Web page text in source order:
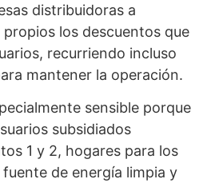
distribuidoras a
los descuentos que
recurriendo incluso
mantener la operación.
sensible porque
subsidiados
1 y 2, hogares para los
de energía limpia y